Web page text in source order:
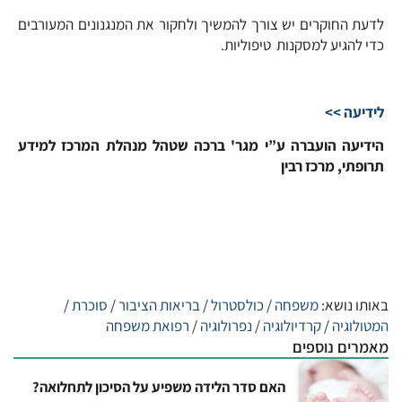
לדעת החוקרים יש צורך להמשיך ולחקור את המנגנונים המעורבים
כדי להגיע למסקנות טיפוליות.
לידיעה >>
הידיעה הועברה ע”י מגר' ברכה שטהל מנהלת המרכז למידע
תרופתי, מרכז רבין
באותו נושא:משפחה/ כולסטרול/בריאות הציבור/ סוכרת/
המטולוגיה/קרדיולוגיה/ נפרולוגיה/ רפואת משפחה
מאמרים נוספים
האם סדר הלידה משפיע על הסיכון לתחלואה?